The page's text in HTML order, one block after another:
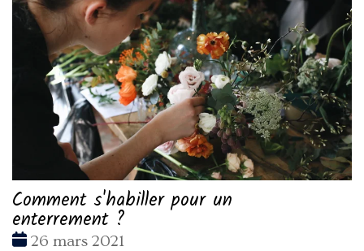
Comment s'habiller pour un
enterrement ?
Date
26 mars 2021